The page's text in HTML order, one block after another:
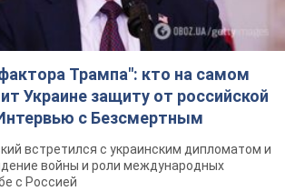
Трампа": кто на самом
Украине защиту от российской
с Безсмертным
встретился с украинским дипломатом и
войны и роли международных
с Россией